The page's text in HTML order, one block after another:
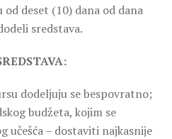
deset (10) dana od dana
sredstava.
dodeljuju se bespovratno;
budžeta, kojim se
učešća – dostaviti najkasnije